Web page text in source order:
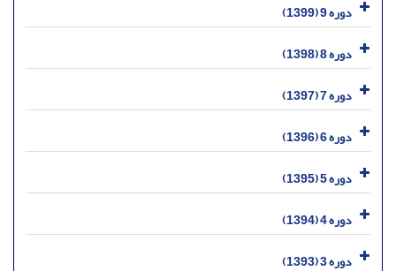
دوره 9 (1399)
دوره 8 (1398)
دوره 7 (1397)
دوره 6 (1396)
دوره 5 (1395)
دوره 4 (1394)
دوره 3 (1393)